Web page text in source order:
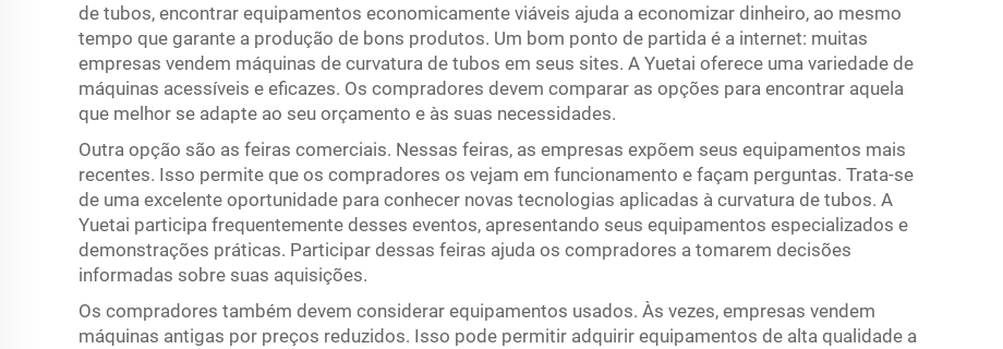
de tubos, encontrar equipamentos economicamente viáveis ajuda a economizar dinheiro, ao mesmo
tempo que garante a produção de bons produtos. Um bom ponto de partida é a internet: muitas
empresas vendem máquinas de curvatura de tubos em seus sites. A Yuetai oferece uma variedade de
máquinas acessíveis e eficazes. Os compradores devem comparar as opções para encontrar aquela
que melhor se adapte ao seu orçamento e às suas necessidades.
Outra opção são as feiras comerciais. Nessas feiras, as empresas expõem seus equipamentos mais
recentes. Isso permite que os compradores os vejam em funcionamento e façam perguntas. Trata-se
de uma excelente oportunidade para conhecer novas tecnologias aplicadas à curvatura de tubos. A
Yuetai participa frequentemente desses eventos, apresentando seus equipamentos especializados e
demonstrações práticas. Participar dessas feiras ajuda os compradores a tomarem decisões
informadas sobre suas aquisições.
Os compradores também devem considerar equipamentos usados. Às vezes, empresas vendem
máquinas antigas por preços reduzidos. Isso pode permitir adquirir equipamentos de alta qualidade a